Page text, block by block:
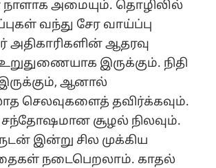
அமையும். தொழிலில்
வந்து சேர வாய்ப்பு
அதிகாரிகளின் ஆதரவு
இருக்கும். நிதி
ஆனால்
செலவுகளைத் தவிர்க்கவும்.
சந்தோஷமான சூழல் நிலவும்.
இன்று சில முக்கிய
நடைபெறலாம். காதல்